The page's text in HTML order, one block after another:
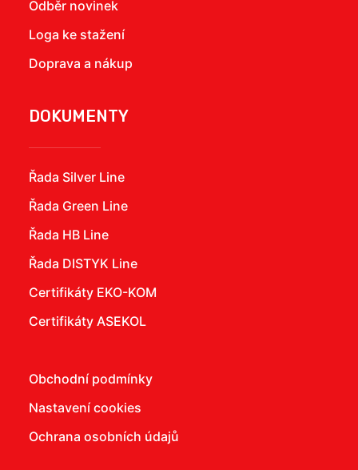
Odběr novinek
Loga ke stažení
Doprava a nákup
DOKUMENTY
Řada Silver Line
Řada Green Line
Řada HB Line
Řada DISTYK Line
Certifikáty EKO-KOM
Certifikáty ASEKOL
Obchodní podmínky
Nastavení cookies
Ochrana osobních údajů